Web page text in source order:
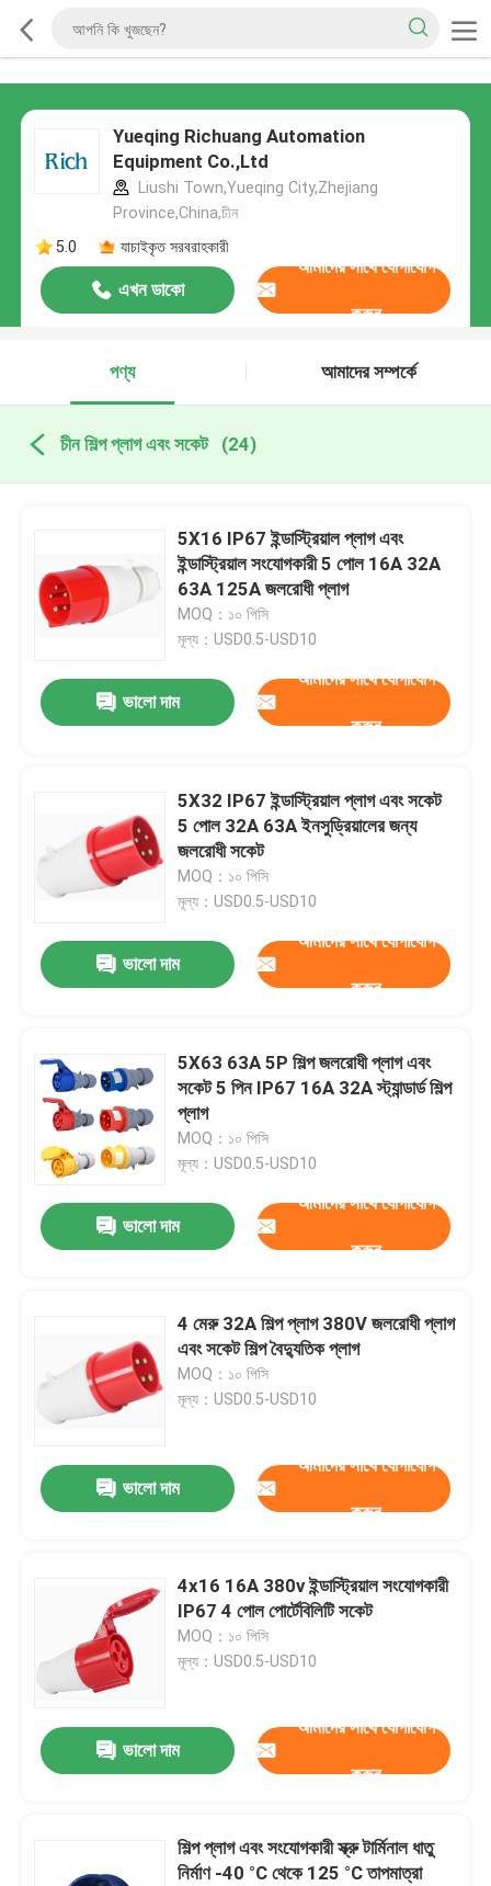
Yueqing Richuang Automation
Equipment Co.,Ltd
Liushi Town,Yueqing City,Zhejiang
Province,China,চীন
5.0
যাচাইকৃত সরবরাহকারী
এখন ডাকো
আমাদের সাথে যোগাযোগ
করুন
পণ্য আমাদের সম্পর্কে
চীন শিল্প প্লাগ এবং সকেট (24)
5X16 IP67 ইন্ডাস্ট্রিয়াল প্লাগ এবং
ইন্ডাস্ট্রিয়াল সংযোগকারী 5 পোল 16A 32A
63A 125A জলরোধী প্লাগ
MOQ：১০ পিসি
মূল্য：USD0.5-USD10
ভালো দাম
আমাদের সাথে যোগাযোগ
করুন
5X32 IP67 ইন্ডাস্ট্রিয়াল প্লাগ এবং সকেট
5 পোল 32A 63A ইনসুড্রিয়ালের জন্য
জলরোধী সকেট
MOQ：১০ পিসি
মূল্য：USD0.5-USD10
ভালো দাম
আমাদের সাথে যোগাযোগ
করুন
5X63 63A 5P শিল্প জলরোধী প্লাগ এবং
সকেট 5 পিন IP67 16A 32A স্ট্যান্ডার্ড শিল্প
প্লাগ
MOQ：১০ পিসি
মূল্য：USD0.5-USD10
ভালো দাম
আমাদের সাথে যোগাযোগ
করুন
4 মেরু 32A শিল্প প্লাগ 380V জলরোধী প্লাগ
এবং সকেট শিল্প বৈদ্যুতিক প্লাগ
MOQ：১০ পিসি
মূল্য：USD0.5-USD10
ভালো দাম
আমাদের সাথে যোগাযোগ
করুন
4x16 16A 380v ইন্ডাস্ট্রিয়াল সংযোগকারী
IP67 4 পোল পোর্টেবিলিটি সকেট
MOQ：১০ পিসি
মূল্য：USD0.5-USD10
ভালো দাম
আমাদের সাথে যোগাযোগ
করুন
শিল্প প্লাগ এবং সংযোগকারী স্ক্রু টার্মিনাল ধাতু
নির্মাণ -40 °C থেকে 125 °C তাপমাত্রা